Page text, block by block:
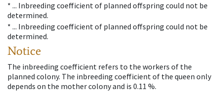
* ... Inbreeding coefficient of planned offspring could not be
determined.
* ... Inbreeding coefficient of planned offspring could not be
determined.
Notice
The inbreeding coefficient refers to the workers of the
planned colony. The inbreeding coefficient of the queen only
depends on the mother colony and is 0.11 %.